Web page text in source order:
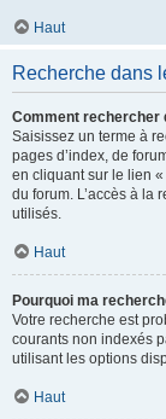
Haut
Recherche dans
Comment rechercher
Saisissez un terme à
pages d’index, de
en cliquant sur le lien
du forum. L’accès à la
utilisés.
Haut
Pourquoi ma
Votre recherche est
courants non indexés
utilisant les options
Haut